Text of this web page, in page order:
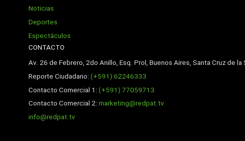
Noticias
Deportes
Espectáculos
CONTACTO
Av. 26 de Febrero, 2do Anillo, Esq. Prol, Buenos Aires, Santa Cruz de la
Reporte Ciudadano:(+591) 62246333
Contacto Comercial 1:(+591) 77059713
Contacto Comercial 2:marketing@redpat.tv
info@redpat.tv